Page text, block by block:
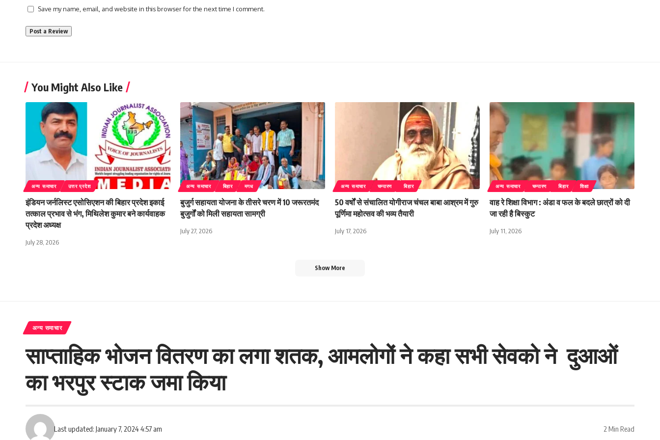
Save my name, email, and website in this browser for the next time I comment.
You Might Also Like
अन्य समाचार उत्तर प्रदेश
इंडियन जर्नलिस्ट एसोसिएशन की बिहार प्रदेश इकाई
तत्काल प्रभाव से भंग, मिथिलेश कुमार बने कार्यवाहक
प्रदेश अध्यक्ष
July 28, 2026
अन्य समाचार बिहार मगध
बुजुर्ग सहायता योजना के तीसरे चरण में 10 जरूरतमंद
बुजुर्गों को मिली सहायता सामग्री
July 27, 2026
अन्य समाचार चम्पारण बिहार
50 वर्षों से संचालित योगीराज चंचल बाबा आश्रम में गुरु
पूर्णिमा महोत्सव की भव्य तैयारी
July 17, 2026
अन्य समाचार चम्पारण बिहार शिक्षा
वाह रे शिक्षा विभाग : अंडा व फल के बदले छात्रों को दी
जा रही है बिस्कुट
July 11, 2026
Show More
अन्य समाचार
साप्ताहिक भोजन वितरण का लगा शतक, आमलोगों ने कहा सभी सेवको ने दुआओं
का भरपुर स्टाक जमा किया
Last updated: January 7, 2024 4:57 am 2 Min Read